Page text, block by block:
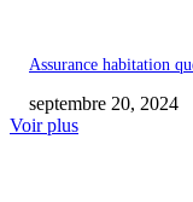
Assurance habitation
septembre 20, 2024
Voir plus